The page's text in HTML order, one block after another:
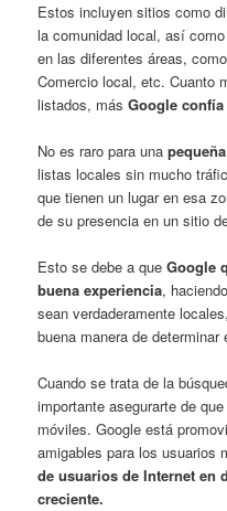
Estos incluyen sitios como
la comunidad local, así
en las diferentes áreas,
Comercio local, etc. Cuanto
listados, más Google
No es raro para una
listas locales sin mucho
que tienen un lugar en esa
de su presencia en un sitio
Esto se debe a que Google
buena experiencia,
sean verdaderamente
buena manera de determinar
Cuando se trata de la
importante asegurarte de
móviles. Google está
amigables para los usuarios
de usuarios de Internet en
creciente.